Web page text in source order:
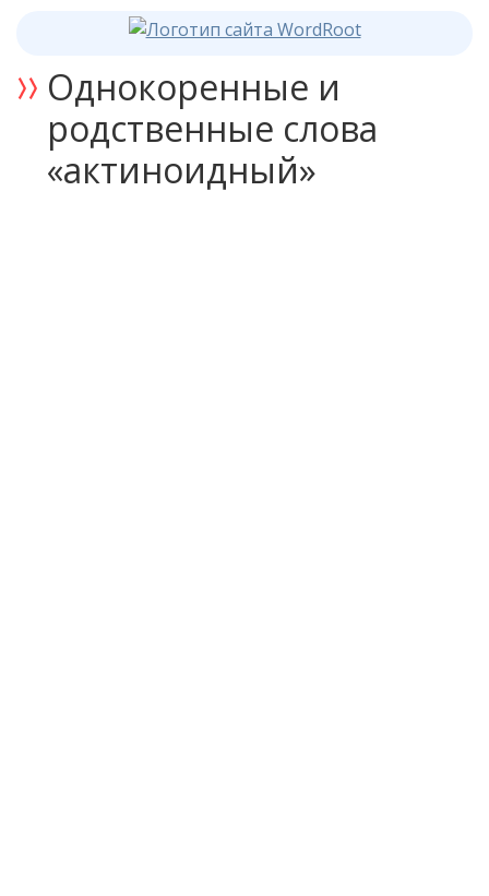
Однокоренные и
родственные слова
«актиноидный»